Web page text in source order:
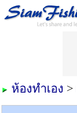
ห้องทำเอง >